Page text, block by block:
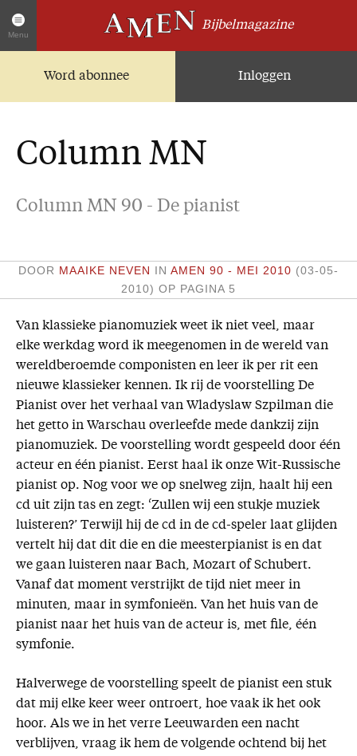
Menu
Bijbelmagazine
Word abonnee Inloggen
Artikelen
Zoek in alle artikelen
Facebook
Abonnementen
Geschenkabonnement
Proefnummer AMEN
Steun AMEN
Missie
Service
Adreswijziging
Nabestellen
Vragen en opmerkingen
En verder
Bijbelstudieagenda
Column MN
Column MN 90 - De pianist
DOOR MAAIKE NEVEN IN AMEN 90 - MEI 2010 (03-05-
2010) OP PAGINA 5
Van klassieke pianomuziek weet ik niet veel, maar
elke werkdag word ik meegenomen in de wereld van
wereldberoemde componisten en leer ik per rit een
nieuwe klassieker kennen. Ik rij de voorstelling De
Pianist over het verhaal van Wladyslaw Szpilman die
het getto in Warschau overleefde mede dankzij zijn
pianomuziek. De voorstelling wordt gespeeld door één
acteur en één pianist. Eerst haal ik onze Wit-Russische
pianist op. Nog voor we op snelweg zijn, haalt hij een
cd uit zijn tas en zegt: ‘Zullen wij een stukje muziek
luisteren?’ Terwijl hij de cd in de cd-speler laat glijden
vertelt hij dat dit die en die meesterpianist is en dat
we gaan luisteren naar Bach, Mozart of Schubert.
Vanaf dat moment verstrijkt de tijd niet meer in
minuten, maar in symfonieën. Van het huis van de
pianist naar het huis van de acteur is, met file, één
symfonie.
Halverwege de voorstelling speelt de pianist een stuk
dat mij elke keer weer ontroert, hoe vaak ik het ook
hoor. Als we in het verre Leeuwarden een nacht
verblijven, vraag ik hem de volgende ochtend bij het